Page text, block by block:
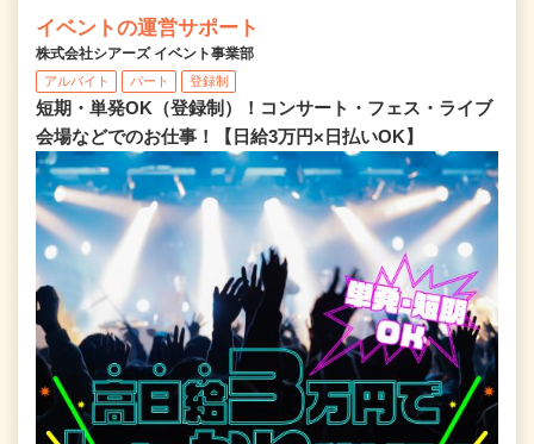
イベントの運営サポート
株式会社シアーズ イベント事業部
アルバイト パート 登録制
短期・単発OK（登録制）！コンサート・フェス・ライブ
会場などでのお仕事！【日給3万円×日払いOK】